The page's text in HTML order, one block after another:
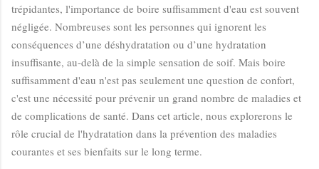
trépidantes, l'importance de boire suffisamment d'eau est souvent
négligée. Nombreuses sont les personnes qui ignorent les
conséquences d’une déshydratation ou d’une hydratation
insuffisante, au-delà de la simple sensation de soif. Mais boire
suffisamment d'eau n'est pas seulement une question de confort,
c'est une nécessité pour prévenir un grand nombre de maladies et
de complications de santé. Dans cet article, nous explorerons le
rôle crucial de l'hydratation dans la prévention des maladies
courantes et ses bienfaits sur le long terme.